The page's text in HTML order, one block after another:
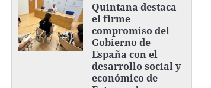
Quintana destaca
el firme
compromiso del
Gobierno de
España con el
desarrollo social y
económico de